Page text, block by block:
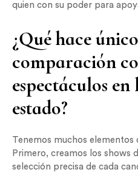
quien con su poder para
¿Qué hace
comparación
espectáculos en
estado?
Tenemos muchos elementos
Primero, creamos los shows
selección precisa de cada